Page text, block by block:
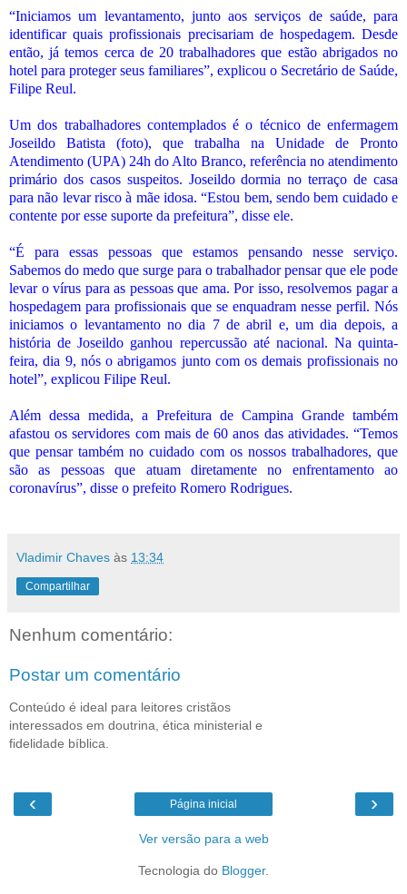
“Iniciamos um levantamento, junto aos serviços de saúde, para
identificar quais profissionais precisariam de hospedagem. Desde
então, já temos cerca de 20 trabalhadores que estão abrigados no
hotel para proteger seus familiares”, explicou o Secretário de Saúde,
Filipe Reul.
Um dos trabalhadores contemplados é o técnico de enfermagem
Joseildo Batista (foto), que trabalha na Unidade de Pronto
Atendimento (UPA) 24h do Alto Branco, referência no atendimento
primário dos casos suspeitos. Joseildo dormia no terraço de casa
para não levar risco à mãe idosa. “Estou bem, sendo bem cuidado e
contente por esse suporte da prefeitura”, disse ele.
“É para essas pessoas que estamos pensando nesse serviço.
Sabemos do medo que surge para o trabalhador pensar que ele pode
levar o vírus para as pessoas que ama. Por isso, resolvemos pagar a
hospedagem para profissionais que se enquadram nesse perfil. Nós
iniciamos o levantamento no dia 7 de abril e, um dia depois, a
história de Joseildo ganhou repercussão até nacional. Na quinta-
feira, dia 9, nós o abrigamos junto com os demais profissionais no
hotel”, explicou Filipe Reul.
Além dessa medida, a Prefeitura de Campina Grande também
afastou os servidores com mais de 60 anos das atividades. “Temos
que pensar também no cuidado com os nossos trabalhadores, que
são as pessoas que atuam diretamente no enfrentamento ao
coronavírus”, disse o prefeito Romero Rodrigues.
Vladimir Chaves às 13:34
Compartilhar
Nenhum comentário:
Postar um comentário
Conteúdo é ideal para leitores cristãos
interessados em doutrina, ética ministerial e
fidelidade bíblica.
‹ ›
Página inicial
Ver versão para a web
Tecnologia do Blogger.